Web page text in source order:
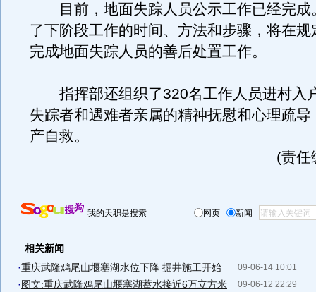
目前，地面失踪人员公示工作已经完成
了下阶段工作的时间、方法和步骤，将在规
完成地面失踪人员的善后处置工作。
指挥部还组织了320名工作人员进村入
失踪者和遇难者亲属的精神抚慰和心理疏导
产自救。
(责任
我的天职是搜索 网页 新闻
相关新闻
09-06-14 10:01
·重庆武隆鸡尾山堰塞湖水位下降 掘井施工开始
09-06-12 22:29
· 图文:重庆武隆鸡尾山堰塞湖蓄水接近6万立方米